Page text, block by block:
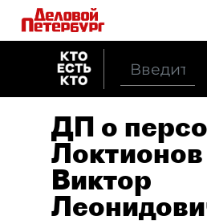
ДП о
Локтионов
Виктор